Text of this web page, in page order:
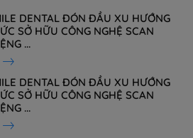
DENTAL ĐÓN ĐẦU XU HƯỚNG
SỞ HỮU CÔNG NGHỆ SCAN
...
DENTAL ĐÓN ĐẦU XU HƯỚNG
SỞ HỮU CÔNG NGHỆ SCAN
...